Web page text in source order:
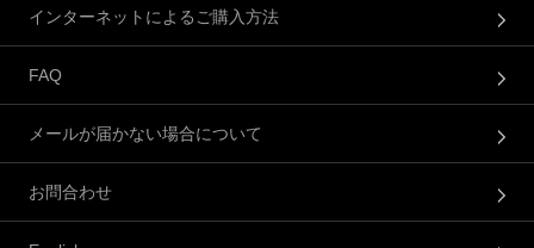
インターネットによるご購入方法
FAQ
メールが届かない場合について
お問合わせ